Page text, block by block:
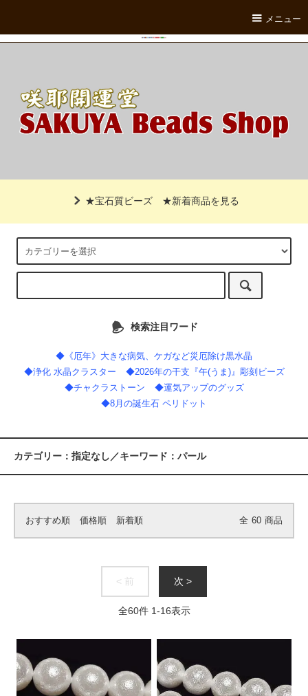
メニュー
★宝石質ビーズ ★新着商品を見る
検索注目ワード
◆《厄年》大きな病気、ケガなど災厄除け黒水晶
◆浄化 水晶クラスター
◆2026年の干支『午(うま)』彫刻ビーズ
◆チャクラストーン
◆運気アップのグッズ
◆8月の誕生石 ペリドット
カテゴリー：指定なし／キーワード：パール
おすすめ順 価格順 新着順 全 60 商品
< 前 次 >
全60件 1-16表示